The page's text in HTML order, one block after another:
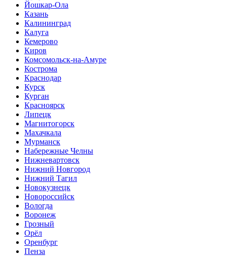
Йошкар-Ола
Казань
Калининград
Калуга
Кемерово
Киров
Комсомольск-на-Амуре
Кострома
Краснодар
Курск
Курган
Красноярск
Липецк
Магнитогорск
Махачкала
Мурманск
Набережные Челны
Нижневартовск
Нижний Новгород
Нижний Тагил
Новокузнецк
Новороссийск
Вологда
Воронеж
Грозный
Орёл
Оренбург
Пенза